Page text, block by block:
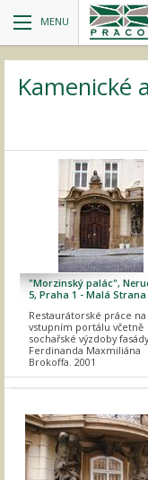
MENU
Kamenické
"Morzinský palác",
5, Praha 1 - Malá Strana
Restaurátorské práce na
vstupním portálu včetně
sochařské výzdoby
Ferdinanda Maxmiliána
Brokoffa. 2001